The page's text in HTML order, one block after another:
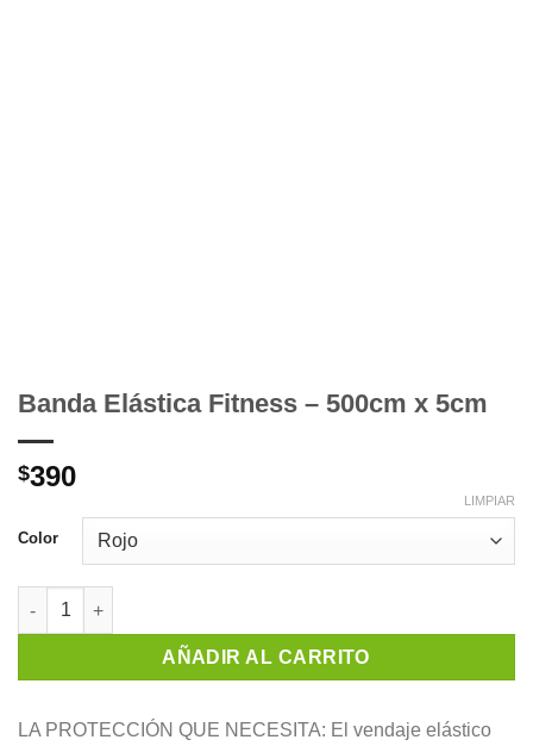
Banda Elástica Fitness – 500cm x 5cm
$390
Color
LIMPIAR
Banda Elástica Fitness - 500cm x 5cm cantidad
AÑADIR AL CARRITO
LA PROTECCIÓN QUE NECESITA: El vendaje elástico